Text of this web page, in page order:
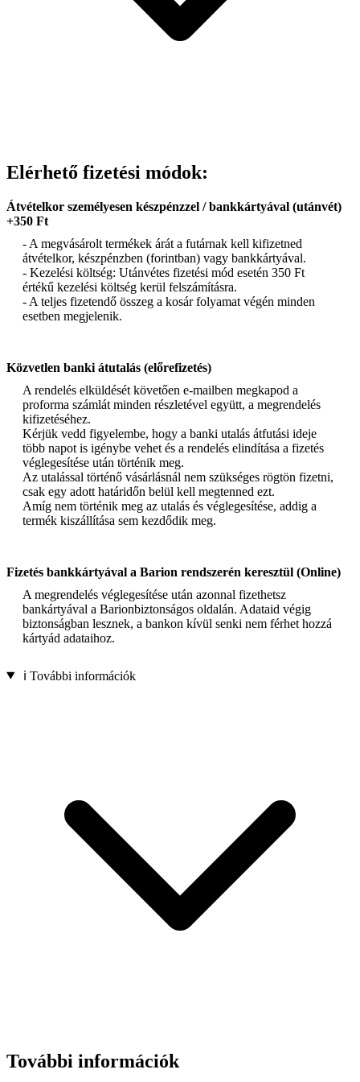
Elérhető fizetési módok:
Átvételkor személyesen készpénzzel / bankkártyával (utánvét)
+350 Ft
- A megvásárolt termékek árát a futárnak kell kifizetned
átvételkor, készpénzben (forintban) vagy bankkártyával.
- Kezelési költség: Utánvétes fizetési mód esetén 350 Ft
értékű kezelési költség kerül felszámításra.
- A teljes fizetendő összeg a kosár folyamat végén minden
esetben megjelenik.
Közvetlen banki átutalás (előrefizetés)
A rendelés elküldését követően e-mailben megkapod a
proforma számlát minden részletével együtt, a megrendelés
kifizetéséhez.
Kérjük vedd figyelembe, hogy a banki utalás átfutási ideje
több napot is igénybe vehet és a rendelés elindítása a fizetés
véglegesítése után történik meg.
Az utalással történő vásárlásnál nem szükséges rögtön fizetni,
csak egy adott határidőn belül kell megtenned ezt.
Amíg nem történik meg az utalás és véglegesítése, addig a
termék kiszállítása sem kezdődik meg.
Fizetés bankkártyával a Barion rendszerén keresztül (Online)
A megrendelés véglegesítése után azonnal fizethetsz
bankártyával a Barionbiztonságos oldalán. Adataid végig
biztonságban lesznek, a bankon kívül senki nem férhet hozzá
kártyád adataihoz.
ℹ️ További információk
További információk